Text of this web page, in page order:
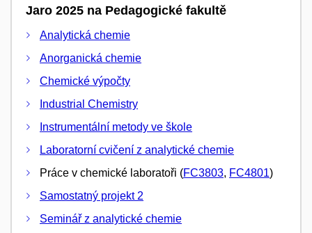
Jaro 2025 na Pedagogické fakultě
Analytická chemie
Anorganická chemie
Chemické výpočty
Industrial Chemistry
Instrumentální metody ve škole
Laboratorní cvičení z analytické chemie
Práce v chemické laboratoři (FC3803, FC4801)
Samostatný projekt 2
Seminář z analytické chemie